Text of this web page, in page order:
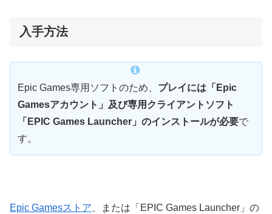
入手方法
Epic Games専用ソフトのため、 プレイには「Epic
Gamesアカウント」及び専用クライアントソフト
「EPIC Games Launcher」のインストールが必要で
す。
Epic Gamesストア 、または「EPIC Games Launcher」の